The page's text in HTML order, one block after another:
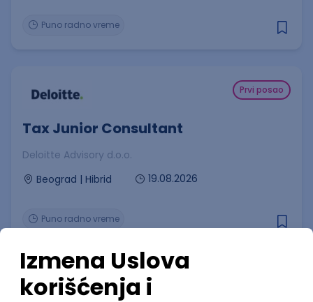
Puno radno vreme
Prvi posao
Tax Junior Consultant
Deloitte Advisory d.o.o.
Beograd | Hibrid
19.08.2026
Puno radno vreme